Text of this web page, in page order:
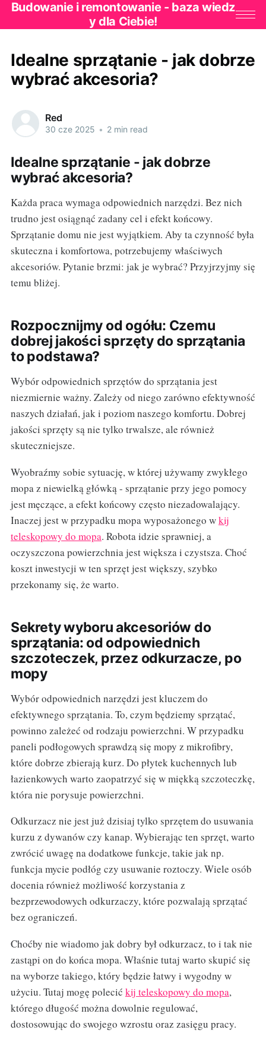
Budowanie i remontowanie - baza wiedz
y dla Ciebie!
Idealne sprzątanie - jak dobrze
wybrać akcesoria?
Red
30 cze 2025 • 2 min read
Idealne sprzątanie - jak dobrze
wybrać akcesoria?
Każda praca wymaga odpowiednich narzędzi. Bez nich
trudno jest osiągnąć zadany cel i efekt końcowy.
Sprzątanie domu nie jest wyjątkiem. Aby ta czynność była
skuteczna i komfortowa, potrzebujemy właściwych
akcesoriów. Pytanie brzmi: jak je wybrać? Przyjrzyjmy się
temu bliżej.
Rozpocznijmy od ogółu: Czemu
dobrej jakości sprzęty do sprzątania
to podstawa?
Wybór odpowiednich sprzętów do sprzątania jest
niezmiernie ważny. Zależy od niego zarówno efektywność
naszych działań, jak i poziom naszego komfortu. Dobrej
jakości sprzęty są nie tylko trwalsze, ale również
skuteczniejsze.
Wyobraźmy sobie sytuację, w której używamy zwykłego
mopa z niewielką główką - sprzątanie przy jego pomocy
jest męczące, a efekt końcowy często niezadowalający.
Inaczej jest w przypadku mopa wyposażonego wkij
teleskopowy do mopa. Robota idzie sprawniej, a
oczyszczona powierzchnia jest większa i czystsza. Choć
koszt inwestycji w ten sprzęt jest większy, szybko
przekonamy się, że warto.
Sekrety wyboru akcesoriów do
sprzątania: od odpowiednich
szczoteczek, przez odkurzacze, po
mopy
Wybór odpowiednich narzędzi jest kluczem do
efektywnego sprzątania. To, czym będziemy sprzątać,
powinno zależeć od rodzaju powierzchni. W przypadku
paneli podłogowych sprawdzą się mopy z mikrofibry,
które dobrze zbierają kurz. Do płytek kuchennych lub
łazienkowych warto zaopatrzyć się w miękką szczoteczkę,
która nie porysuje powierzchni.
Odkurzacz nie jest już dzisiaj tylko sprzętem do usuwania
kurzu z dywanów czy kanap. Wybierając ten sprzęt, warto
zwrócić uwagę na dodatkowe funkcje, takie jak np.
funkcja mycie podłóg czy usuwanie roztoczy. Wiele osób
docenia również możliwość korzystania z
bezprzewodowych odkurzaczy, które pozwalają sprzątać
bez ograniczeń.
Choćby nie wiadomo jak dobry był odkurzacz, to i tak nie
zastąpi on do końca mopa. Właśnie tutaj warto skupić się
na wyborze takiego, który będzie łatwy i wygodny w
użyciu. Tutaj mogę polecić kij teleskopowy do mopa,
którego długość można dowolnie regulować,
dostosowując do swojego wzrostu oraz zasięgu pracy.